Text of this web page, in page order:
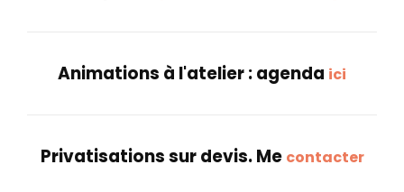
Animations à l'atelier : agenda ici
Privatisations sur devis. Me contacter